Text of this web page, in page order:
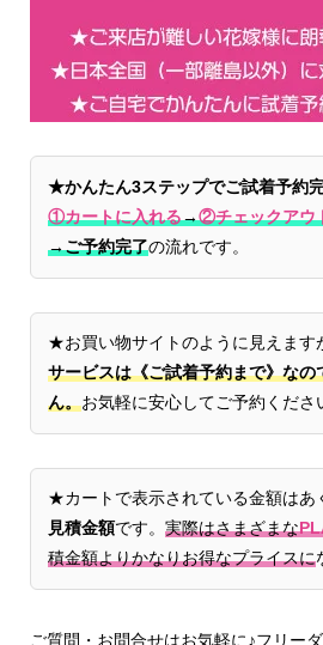
★かんたん3ステップでご試着予約
①カートに入れる→②チェックアウ
→ご予約完了の流れです。
★お買い物サイトのように見えます
サービスは《ご試着予約まで》なの
ん。お気軽に安心してご予約くださ
★カートで表示されている金額はあ
見積金額です。 実際はさまざまな
積金額よりかなりお得なプライスに
ご質問・お問合せはお気軽に♪フリー